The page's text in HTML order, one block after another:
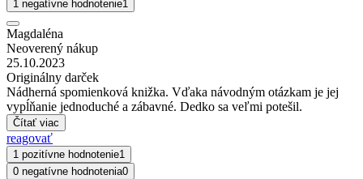
1 negatívne hodnotenie1
Magdaléna
Neoverený nákup
25.10.2023
Originálny darček
Nádherná spomienková knižka. Vďaka návodným otázkam je jej
vypĺňanie jednoduché a zábavné. Dedko sa veľmi potešil.
Čítať viac
reagovať
1 pozitívne hodnotenie1
0 negatívne hodnotenia0